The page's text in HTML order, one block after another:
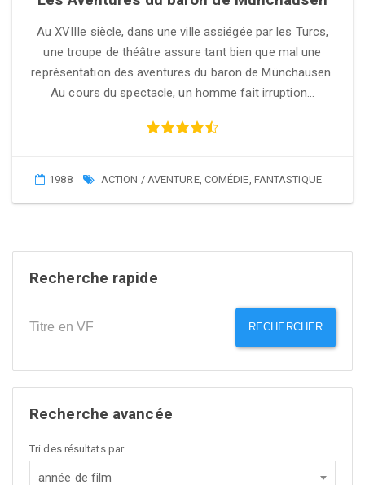
Au XVIIIe siècle, dans une ville assiégée par les Turcs,
une troupe de théâtre assure tant bien que mal une
représentation des aventures du baron de Münchausen.
Au cours du spectacle, un homme fait irruption…
1988 ACTION / AVENTURE, COMÉDIE, FANTASTIQUE
Recherche rapide
RECHERCHER
Recherche avancée
Tri des résultats par...
année de film